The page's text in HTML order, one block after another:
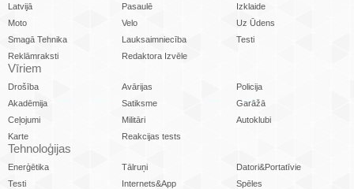
Latvijā Pasaulē
Izklaide
Moto
Velo
Uz Ūdens
Smagā Tehnika
Lauksaimniecība
Testi
Reklāmraksti
Redaktora Izvēle
Vīriem
Drošība Avārijas
Policija
Akadēmija
Satiksme
Garāžā
Ceļojumi
Militāri
Autoklubi
Karte
Reakcijas tests
Tehnoloģijas
Enerģētika Tālruņi
Datori&Portatīvie
Testi
Internets&App
Spēles